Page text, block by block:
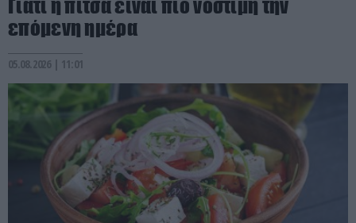
Γιατί η πίτσα είναι πιο νόστιμη την
επόμενη ημέρα
05.08.2026 | 11:01